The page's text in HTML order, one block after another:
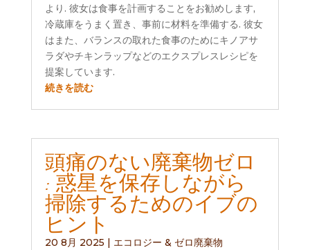
より. 彼女は食事を計画することをお勧めします,
冷蔵庫をうまく置き、事前に材料を準備する. 彼女
はまた、バランスの取れた食事のためにキノアサ
ラダやチキンラップなどのエクスプレスレシピを
提案しています.
続きを読む
頭痛のない廃棄物ゼロ
: 惑星を保存しながら
掃除するためのイブの
ヒント
20 8月 2025
エコロジー & ゼロ廃棄物